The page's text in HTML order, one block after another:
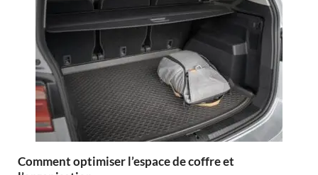
Comment optimiser l’espace de coffre et